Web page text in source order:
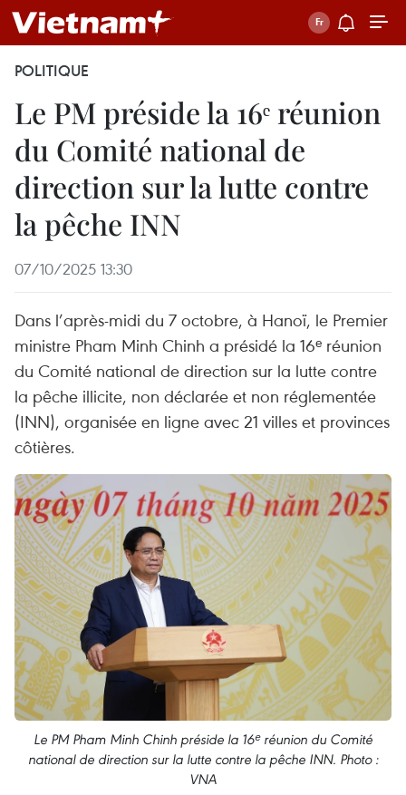
POLITIQUE
Le PM préside la 16ᵉ réunion
du Comité national de
direction sur la lutte contre
la pêche INN
07/10/2025 13:30
Dans l’après-midi du 7 octobre, à Hanoï, le Premier
ministre Pham Minh Chinh a présidé la 16ᵉ réunion
du Comité national de direction sur la lutte contre
la pêche illicite, non déclarée et non réglementée
(INN), organisée en ligne avec 21 villes et provinces
côtières.
Le PM Pham Minh Chinh préside la 16ᵉ réunion du Comité
national de direction sur la lutte contre la pêche INN. Photo :
VNA